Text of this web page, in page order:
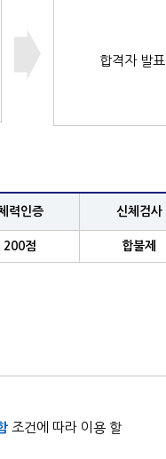
합격자 발표
력인증 신체검사
200점 합불제
조건에 따라 이용 할